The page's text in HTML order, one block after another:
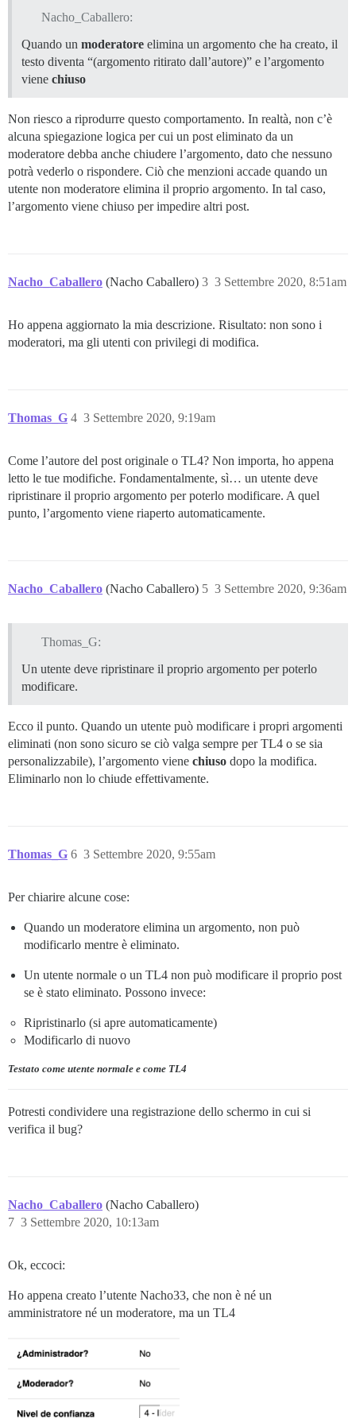
Nacho_Caballero:
Quando un moderatore elimina un argomento che ha creato, il
testo diventa “(argomento ritirato dall’autore)” e l’argomento
viene chiuso
Non riesco a riprodurre questo comportamento. In realtà, non c’è
alcuna spiegazione logica per cui un post eliminato da un
moderatore debba anche chiudere l’argomento, dato che nessuno
potrà vederlo o rispondere. Ciò che menzioni accade quando un
utente non moderatore elimina il proprio argomento. In tal caso,
l’argomento viene chiuso per impedire altri post.
Nacho_Caballero (Nacho Caballero) 3 Settembre 2020, 8:51am
3
Ho appena aggiornato la mia descrizione. Risultato: non sono i
moderatori, ma gli utenti con privilegi di modifica.
Thomas_G 3 Settembre 2020, 9:19am
4
Come l’autore del post originale o TL4? Non importa, ho appena
letto le tue modifiche. Fondamentalmente, sì… un utente deve
ripristinare il proprio argomento per poterlo modificare. A quel
punto, l’argomento viene riaperto automaticamente.
Nacho_Caballero (Nacho Caballero) 3 Settembre 2020, 9:36am
5
Thomas_G:
Un utente deve ripristinare il proprio argomento per poterlo
modificare.
Ecco il punto. Quando un utente può modificare i propri argomenti
eliminati (non sono sicuro se ciò valga sempre per TL4 o se sia
personalizzabile), l’argomento viene chiuso dopo la modifica.
Eliminarlo non lo chiude effettivamente.
Thomas_G 3 Settembre 2020, 9:55am
6
Per chiarire alcune cose:
Quando un moderatore elimina un argomento, non può
modificarlo mentre è eliminato.
Un utente normale o un TL4 non può modificare il proprio post
se è stato eliminato. Possono invece:
Ripristinarlo (si apre automaticamente)
Modificarlo di nuovo
Testato come utente normale e come TL4
Potresti condividere una registrazione dello schermo in cui si
verifica il bug?
Nacho_Caballero (Nacho Caballero)
3 Settembre 2020, 10:13am
7
Ok, eccoci:
Ho appena creato l’utente Nacho33, che non è né un
amministratore né un moderatore, ma un TL4